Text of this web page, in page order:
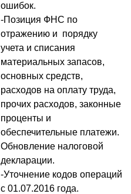
ошибок.
-Позиция ФНС по
отражению и порядку
учета и списания
материальных запасов,
основных средств,
расходов на оплату труда,
прочих расходов, законные
проценты и
обеспечительные платежи.
Обновление налоговой
декларации.
-Уточнение кодов операций
с 01.07.2016 года.